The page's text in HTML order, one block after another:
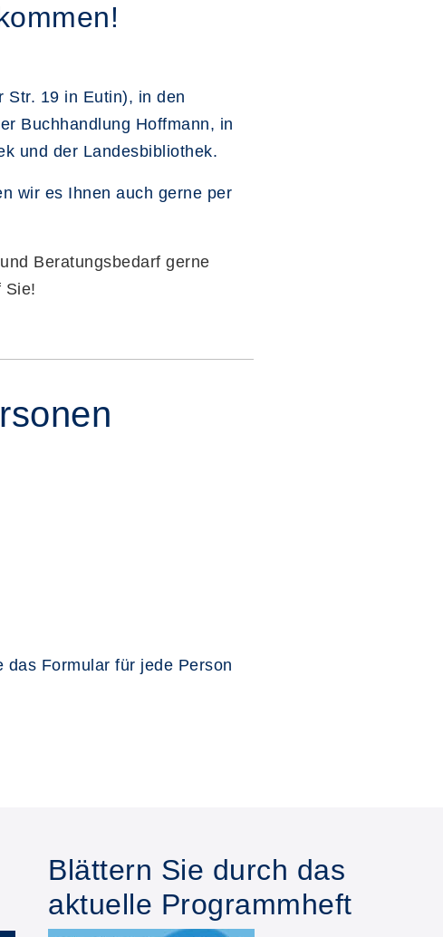
Str. 19 in Eutin), in den
Buchhandlung Hoffmann, in
und der Landesbibliothek.
wir es Ihnen auch gerne per
Beratungsbedarf gerne
Sie!
Formular für jede Person
Blättern Sie durch das
aktuelle Programmheft